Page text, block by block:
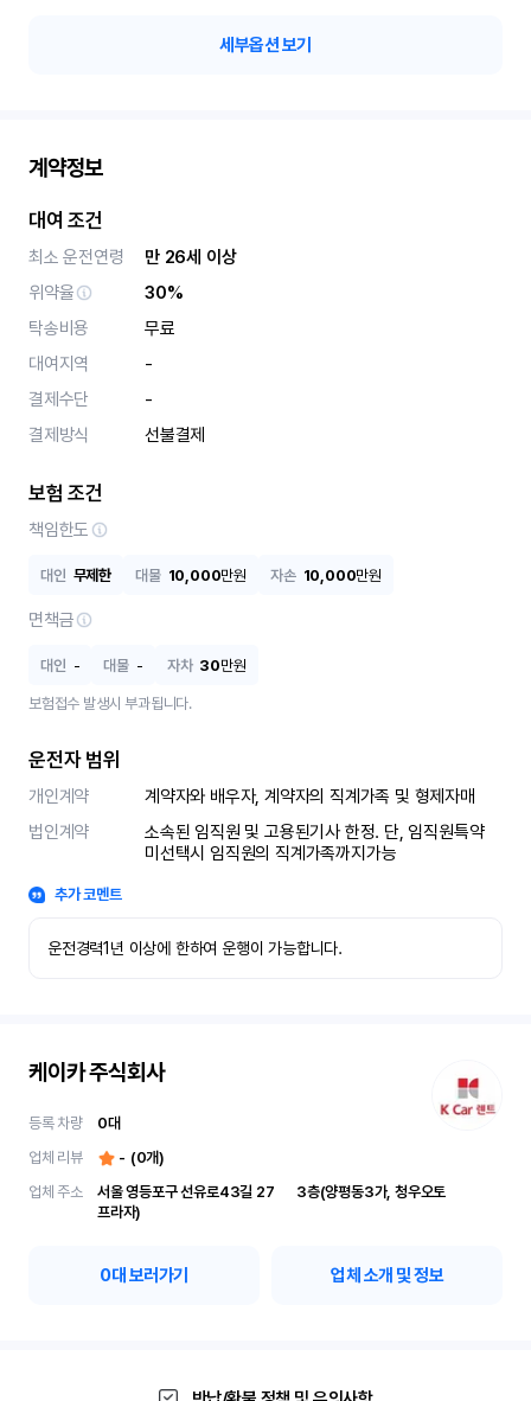
세부옵션 보기
계약정보
대여 조건
최소 운전연령
만 26세 이상
위약율
30%
탁송비용
무료
대여지역
-
결제수단
-
결제방식
선불결제
보험 조건
책임한도
대인 무제한 대물 10,000만원 자손 10,000만원
면책금
대인 - 대물 - 자차 30만원
보험접수 발생시 부과됩니다.
운전자 범위
개인계약
계약자와 배우자, 계약자의 직계가족 및 형제자매
법인계약
소속된 임직원 및 고용된기사 한정. 단, 임직원특약
미선택시 임직원의 직계가족까지가능
추가 코멘트
운전경력1년 이상에 한하여 운행이 가능합니다.
케이카 주식회사
등록 차량 0대
업체 리뷰
- (0개)
업체 주소
서울 영등포구 선유로43길 27	3층(양평동3가, 청우오토
프라자)
0대 보러가기 업체 소개 및 정보